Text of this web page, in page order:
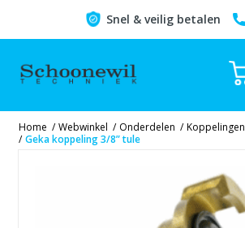
Snel & veilig betalen
Home / Webwinkel / Onderdelen / Koppelingen
/ Geka koppeling 3/8” tule